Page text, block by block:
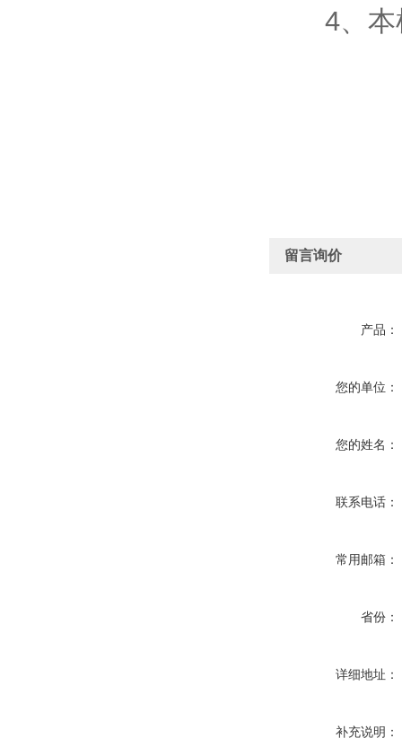
4、本机
留言询价
产品：
您的单位：
您的姓名：
联系电话：
常用邮箱：
省份：
详细地址：
补充说明：